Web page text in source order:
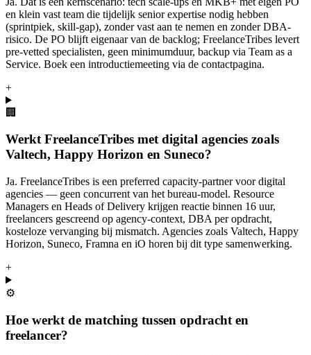
en klein vast team die tijdelijk senior expertise nodig hebben
(sprintpiek, skill-gap), zonder vast aan te nemen en zonder DBA-
risico. De PO blijft eigenaar van de backlog; FreelanceTribes levert
pre-vetted specialisten, geen minimumduur, backup via Team as a
Service. Boek een introductiemeeting via de contactpagina.
+
🏢
Werkt FreelanceTribes met digital agencies zoals
Valtech, Happy Horizon en Suneco?
Ja. FreelanceTribes is een preferred capacity-partner voor digital
agencies — geen concurrent van het bureau-model. Resource
Managers en Heads of Delivery krijgen reactie binnen 16 uur,
freelancers gescreend op agency-context, DBA per opdracht,
kosteloze vervanging bij mismatch. Agencies zoals Valtech, Happy
Horizon, Suneco, Framna en iO horen bij dit type samenwerking.
+
⚙️
Hoe werkt de matching tussen opdracht en
freelancer?